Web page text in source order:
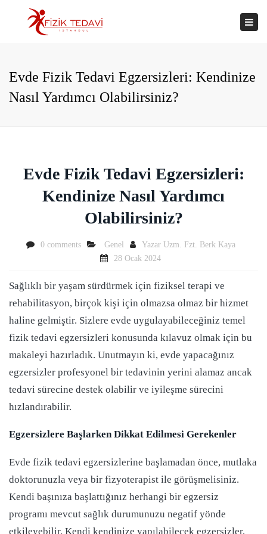
Evde Fizik Tedavi Egzersizleri: Kendinize
Nasıl Yardımcı Olabilirsiniz?
Evde Fizik Tedavi Egzersizleri:
Kendinize Nasıl Yardımcı
Olabilirsiniz?
0 comments Genel Yazar Uzm. Fzt. Berk Kaya
28 Ocak 2024
Sağlıklı bir yaşam sürdürmek için fiziksel terapi ve
rehabilitasyon, birçok kişi için olmazsa olmaz bir hizmet
haline gelmiştir. Sizlere evde uygulayabileceğiniz temel
fizik tedavi egzersizleri konusunda kılavuz olmak için bu
makaleyi hazırladık. Unutmayın ki, evde yapacağınız
egzersizler profesyonel bir tedavinin yerini alamaz ancak
tedavi sürecine destek olabilir ve iyileşme sürecini
hızlandırabilir.
Egzersizlere Başlarken Dikkat Edilmesi Gerekenler
Evde fizik tedavi egzersizlerine başlamadan önce, mutlaka
doktorunuzla veya bir fizyoterapist ile görüşmelisiniz.
Kendi başınıza başlattığınız herhangi bir egzersiz
programı mevcut sağlık durumunuzu negatif yönde
etkileyebilir. Kendi kendinize yapılabilecek egzersizler,